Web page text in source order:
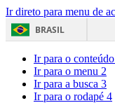
Ir direto para menu de
BRASIL
Ir para o conteúdo
Ir para o menu 2
Ir para a busca 3
Ir para o rodapé 4